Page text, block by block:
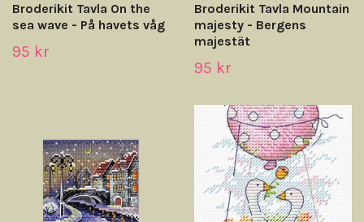
Broderikit Tavla On the
sea wave - På havets våg
95 kr
Broderikit Tavla Mountain
majesty - Bergens
majestät
95 kr